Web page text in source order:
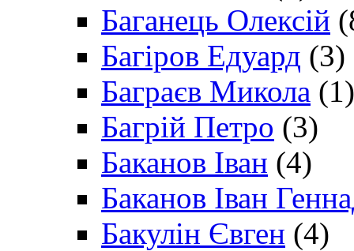
Баганець Олексій
Багіров Едуард (3)
Баграєв Микола (1)
Багрій Петро (3)
Баканов Іван (4)
Баканов Іван
Бакулін Євген (4)